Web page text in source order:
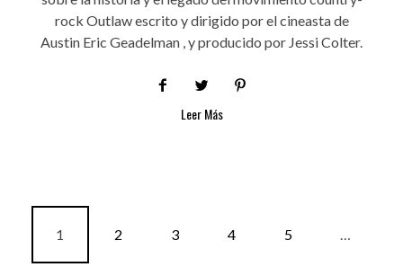
rock Outlaw escrito y dirigido por el cineasta de
Austin Eric Geadelman , y producido por Jessi Colter.
Leer Más
1 2 3 4 5 …